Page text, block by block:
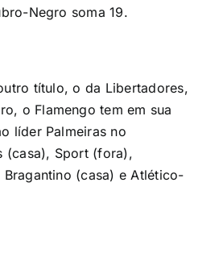
Negro soma 19.
título, o da Libertadores,
o Flamengo tem em sua
líder Palmeiras no
(casa), Sport (fora),
Bragantino (casa) e Atlético-